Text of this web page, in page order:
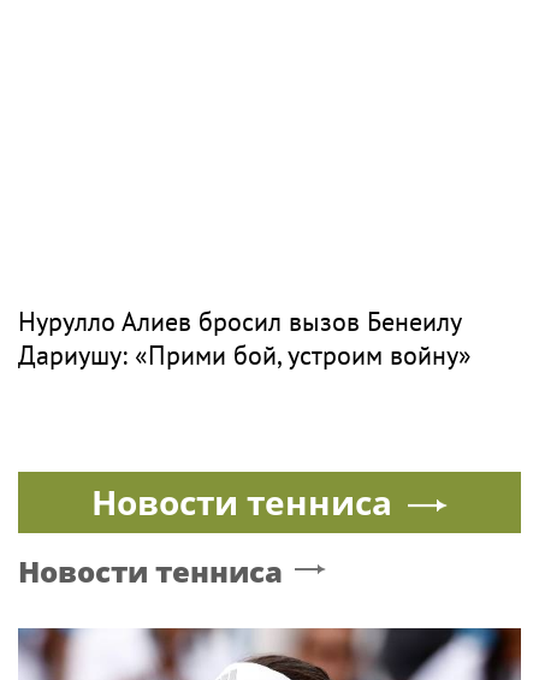
Нурулло Алиев бросил вызов Бенеилу
Дариушу: «Прими бой, устроим войну»
Новости тенниса
Новости тенниса